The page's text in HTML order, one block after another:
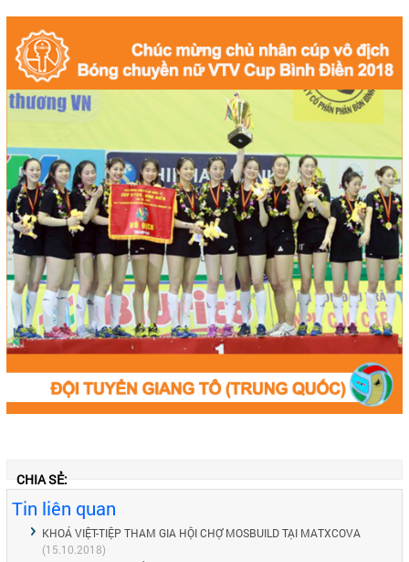
CHIA SẺ:
Tin liên quan
KHOÁ VIỆT-TIỆP THAM GIA HỘI CHỢ MOSBUILD TẠI MATXCOVA
(15.10.2018)